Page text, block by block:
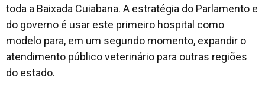
toda a Baixada Cuiabana. A estratégia do Parlamento e
do governo é usar este primeiro hospital como
modelo para, em um segundo momento, expandir o
atendimento público veterinário para outras regiões
do estado.